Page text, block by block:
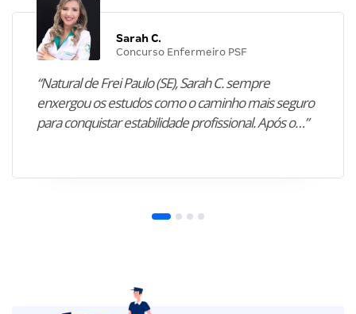
Sarah C.
Concurso Enfermeiro PSF
“Natural de Frei Paulo (SE), Sarah C. sempre
enxergou os estudos como o caminho mais seguro
para conquistar estabilidade profissional. Após o…”